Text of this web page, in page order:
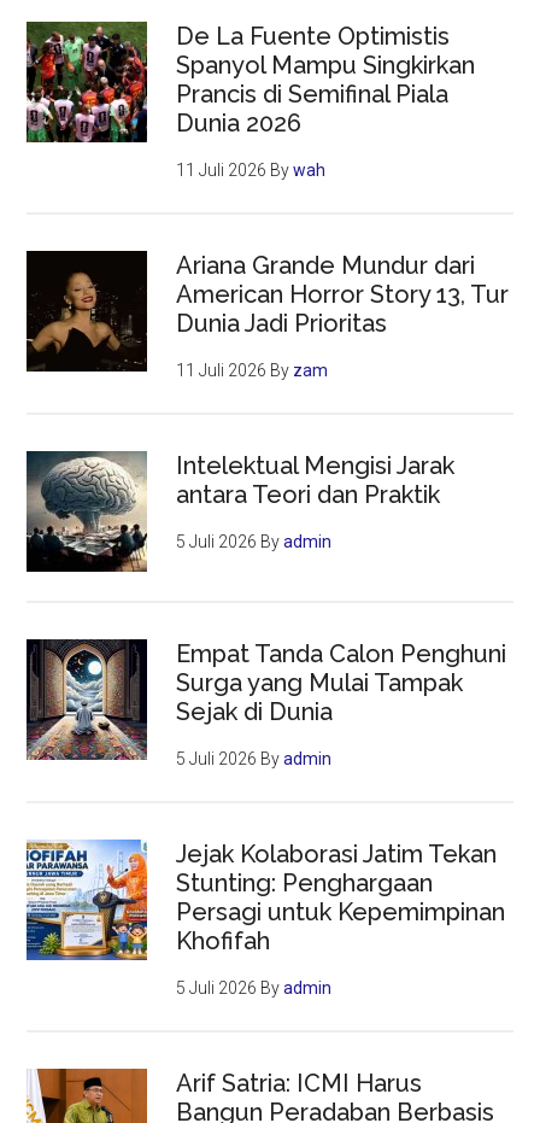
De La Fuente Optimistis
Spanyol Mampu Singkirkan
Prancis di Semifinal Piala
Dunia 2026
11 Juli 2026 Bywah
Ariana Grande Mundur dari
American Horror Story 13, Tur
Dunia Jadi Prioritas
11 Juli 2026 By zam
Intelektual Mengisi Jarak
antara Teori dan Praktik
5 Juli 2026 Byadmin
Empat Tanda Calon Penghuni
Surga yang Mulai Tampak
Sejak di Dunia
5 Juli 2026 Byadmin
Jejak Kolaborasi Jatim Tekan
Stunting: Penghargaan
Persagi untuk Kepemimpinan
Khofifah
5 Juli 2026 Byadmin
Arif Satria: ICMI Harus
Bangun Peradaban Berbasis